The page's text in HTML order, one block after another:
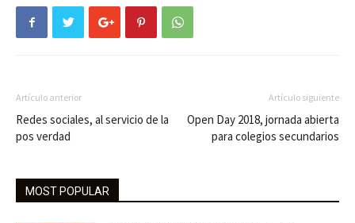
Artículo anterior
Redes sociales, al servicio de la
pos verdad
Artículo siguiente
Open Day 2018, jornada abierta
para colegios secundarios
MOST POPULAR